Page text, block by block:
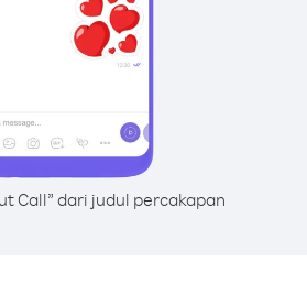
Call” dari judul percakapan